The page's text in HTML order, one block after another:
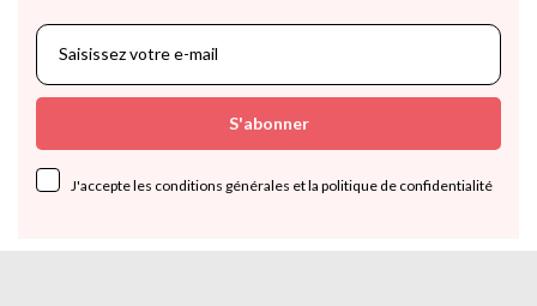
S'abonner
J'accepte les conditions générales et la politique de confidentialité